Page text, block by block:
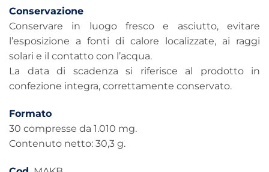
Conservazione
Conservare in luogo fresco e asciutto, evitare
l’esposizione a fonti di calore localizzate, ai raggi
solari e il contatto con l’acqua.
La data di scadenza si riferisce al prodotto in
confezione integra, correttamente conservato.
Formato
30 compresse da 1.010 mg.
Contenuto netto: 30,3 g.